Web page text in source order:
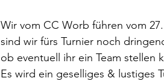
Wir vom CC Worb führen vom
sind wir fürs Turnier noch
ob eventuell ihr ein Team stellen
Es wird ein geselliges & lustiges